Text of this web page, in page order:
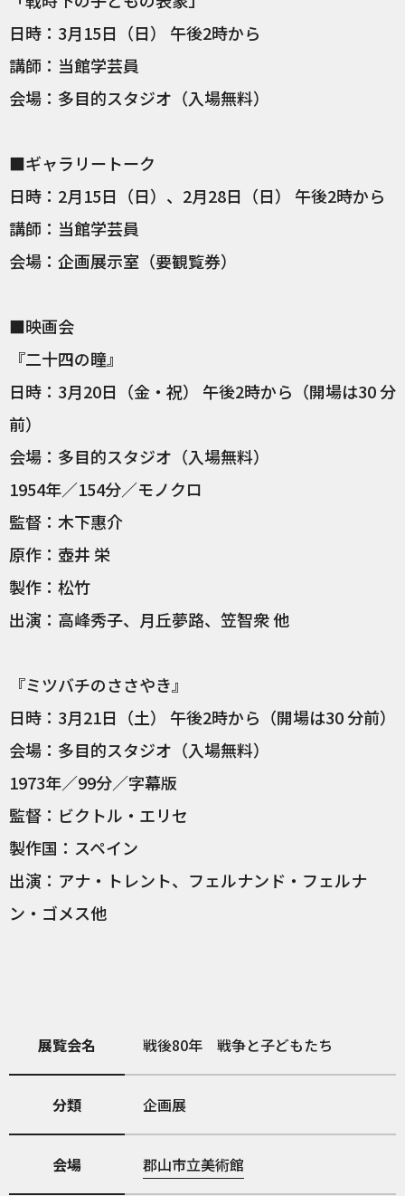
日時：3月15日（日） 午後2時から
講師：当館学芸員
会場：多目的スタジオ（入場無料）
■ギャラリートーク
日時：2月15日（日）、2月28日（日） 午後2時から
講師：当館学芸員
会場：企画展示室（要観覧券）
■映画会
『二十四の瞳』
​日時：3月20日（金・祝） 午後2時から（開場は30 分
前）
会場：多目的スタジオ（入場無料）
1954年／154分／モノクロ
監督：木下惠介
原作：壺井 栄
製作：松竹
出演：高峰秀子、月丘夢路、笠智衆 他
『ミツバチのささやき』
​日時：3月21日（土） 午後2時から（開場は30 分前）
会場：多目的スタジオ（入場無料）
1973年／99分／字幕版
監督：ビクトル・エリセ
製作国：スペイン
出演：アナ・トレント、フェルナンド・フェルナ
ン・ゴメス他
展覧会名 戦後80年 戦争と子どもたち
分類 企画展
会場 郡山市立美術館